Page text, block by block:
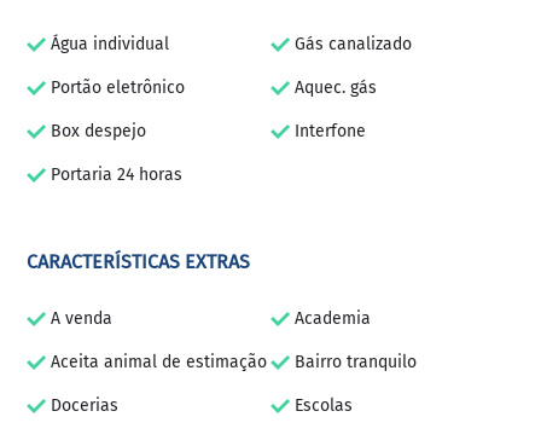
Água individual Gás canalizado
Portão eletrônico Aquec. gás
Box despejo Interfone
Portaria 24 horas
CARACTERÍSTICAS EXTRAS
A venda Academia
Aceita animal de estimação Bairro tranquilo
Docerias Escolas